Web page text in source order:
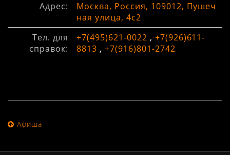
Адрес:
Москва, Россия, 109012, Пушеч
ная улица, 4с2
Тел. для
справок:
+7(495)621-0022 , +7(926)611-
8813 , +7(916)801-2742
Афиша